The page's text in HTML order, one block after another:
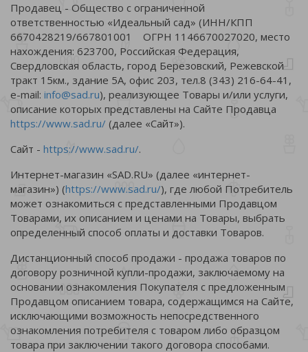
Продавец - Общество с ограниченной
ответственностью «Идеальный сад» (ИНН/КПП
6670428219/667801001 ОГРН 1146670027020, место
нахождения: 623700, Российская Федерация,
Свердловская область, город Березовский, Режевской
тракт 15км., здание 5А, офис 203, тел.8 (343) 216-64-41,
e-mail: info@sad.ru), реализующее Товары и/или услуги,
описание которых представлены на Сайте Продавца
https://www.sad.ru/ (далее «Сайт»).
Сайт - https://www.sad.ru/.
Интернет-магазин «SAD.RU» (далее «интернет-
магазин») (https://www.sad.ru/), где любой Потребитель
может ознакомиться с представленными Продавцом
Товарами, их описанием и ценами на Товары, выбрать
определенный способ оплаты и доставки Товаров.
Дистанционный способ продажи - продажа товаров по
договору розничной купли-продажи, заключаемому на
основании ознакомления Покупателя с предложенным
Продавцом описанием товара, содержащимся на Сайте,
исключающими возможность непосредственного
ознакомления потребителя с товаром либо образцом
товара при заключении такого договора способами.